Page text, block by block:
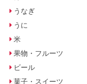
うなぎ
うに
米
果物・フルーツ
ビール
菓子・スイーツ